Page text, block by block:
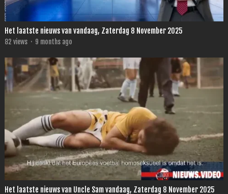
Het laatste nieuws van vandaag, Zaterdag 8 November 2025
82 views · 9 months ago
Het laatste nieuws van Uncle Sam vandaag, Zaterdag 8 November 2025